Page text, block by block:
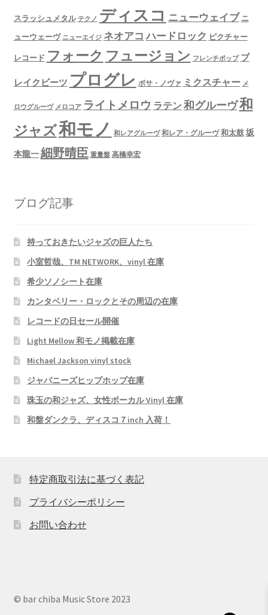
スラッシュメタル テクノ ディスコ ニューウェイブ ニ
ューウェーヴ ニューエイジ ネオアコ ハードロック ピクチャー
レコード フォーク フュージョン フレンチポップ ブ
レイクビーツ プログレ ボサ・ノヴァ ミクスチャー メ
ロウグルーヴ メロコア ライトメロウ ラテン 和グルーヴ和
ジャズ和モノ 和レアグルーヴ 和レア・グルーヴ 和太鼓坂
本龍一細野晴臣 重量盤 高橋幸宏
ブログ記事
持っておきたいジャズの巨人たち
小室哲哉、TM NETWORK、vinyl 在庫
希少ソノシート在庫
カンタベリー・ロックとその周辺の在庫
レコードの日セール開催
Light Mellow 和モノ掲載在庫
Michael Jackson vinyl stock
ジャパニーズヒップホップ在庫
珠玉の和ジャズ、女性ボーカル Vinyl 在庫
和盤ダンクラ、ディスコ７inch 入荷！
特定商取引法に基づく表記
プライバシーポリシー
お問い合わせ
© bar chiba Music Store 2023